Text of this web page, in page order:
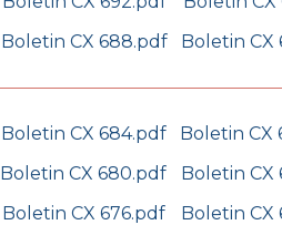
Boletin CX 688.pdf Boletin CX
Boletin CX 684.pdf
Boletin CX
Boletin CX 680.pdf
Boletin CX
Boletin CX 676.pdf Boletin CX